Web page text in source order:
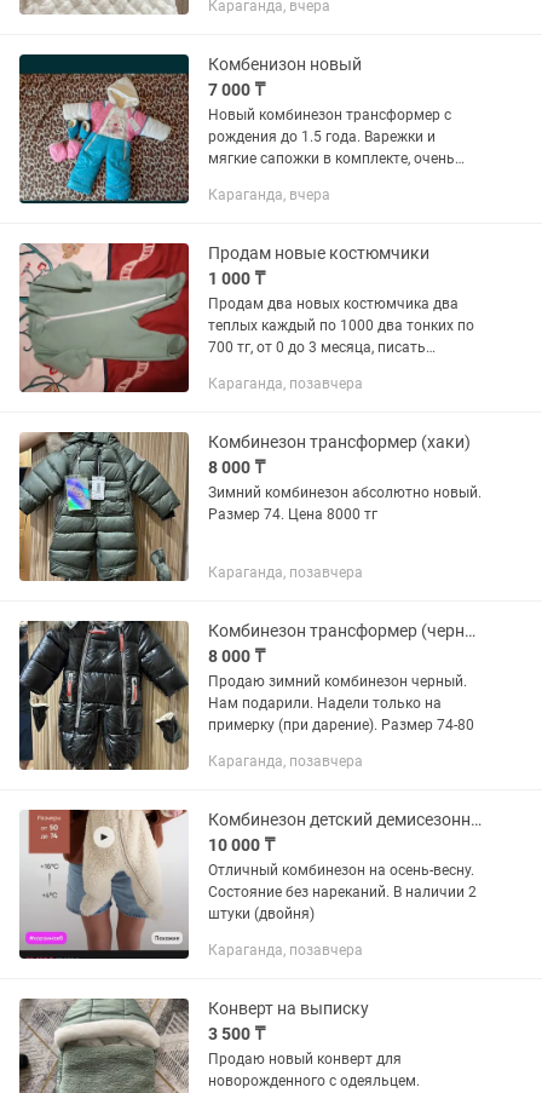
не отвечаю! Доставка через такси
Караганда, вчера
Комбенизон новый
7 000 ₸
Новый комбинезон трансформер с
рождения до 1.5 года. Варежки и
мягкие сапожки в комплекте, очень
Караганда, вчера
Продам новые костюмчики
1 000 ₸
Продам два новых костюмчика два
теплых каждый по 1000 два тонких по
700 тг, от 0 до 3 месяца, писать
Караганда, позавчера
Комбинезон трансформер (хаки)
8 000 ₸
Зимний комбинезон абсолютно новый.
Размер 74. Цена 8000 тг
Караганда, позавчера
Комбинезон трансформер (черный)
8 000 ₸
Продаю зимний комбинезон черный.
Нам подарили. Надели только на
примерку (при дарение). Размер 74-80
Караганда, позавчера
Комбинезон детский демисезонный 68-74р
10 000 ₸
Отличный комбинезон на осень-весну.
Состояние без нареканий. В наличии 2
штуки (двойня)
Караганда, позавчера
Конверт на выписку
3 500 ₸
Продаю новый конверт для
новорожденного с одеяльцем.